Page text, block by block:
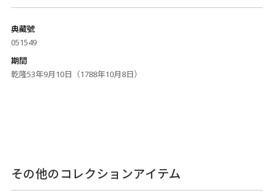
典藏號
051549
期間
乾隆53年9月10日（1788年10月8日）
その他のコレクションアイテム